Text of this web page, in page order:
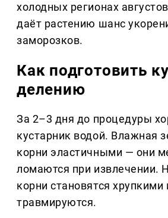
холодных регионах
даёт растению шанс
заморозков.
Как подготовить
делению
За 2–3 дня до процедуры
кустарник водой. Влажная
корни эластичными — они
ломаются при извлечении.
корни становятся хрупкими
травмируются.